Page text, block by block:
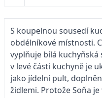
S koupelnou sousedí
obdélníkové místnosti.
vyplňuje bílá kuchyňská
v levé části kuchyně je
jako jídelní pult,
židlemi. Protože Soňa